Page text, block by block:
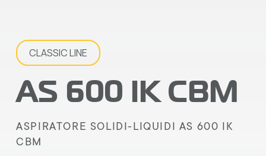
CLASSIC LINE
AS 600 IK CBM
ASPIRATORE SOLIDI-LIQUIDI AS 600 IK
CBM